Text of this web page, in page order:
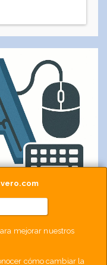
mejorar nuestros
cómo cambiar la